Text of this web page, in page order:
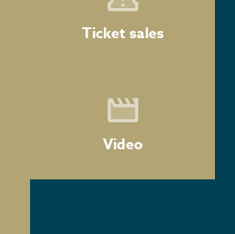
Ticket sales
Video